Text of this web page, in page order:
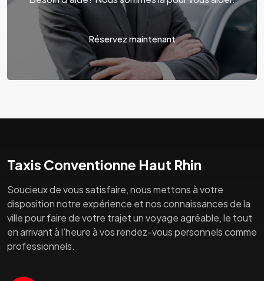
Réservez maintenant
Taxis Conventionne Haut Rhin
Soucieux de vous satisfaire, nous mettons à votre
disposition notre expérience et nos connaissances de la
ville pour faire de votre trajet un voyage agréable, le tout
en arrivant à l’heure à vos rendez-vous personnels comme
professionnels.